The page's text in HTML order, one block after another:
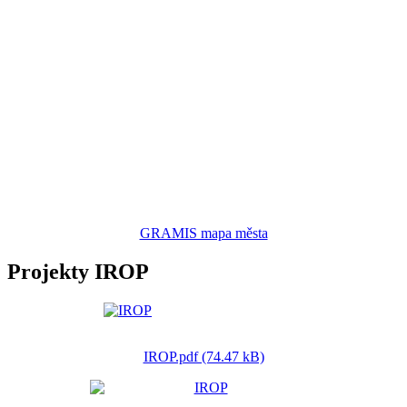
GRAMIS mapa města
Projekty IROP
IROP.pdf (74.47 kB)